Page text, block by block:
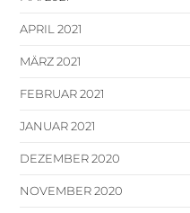
APRIL 2021
MÄRZ 2021
FEBRUAR 2021
JANUAR 2021
DEZEMBER 2020
NOVEMBER 2020